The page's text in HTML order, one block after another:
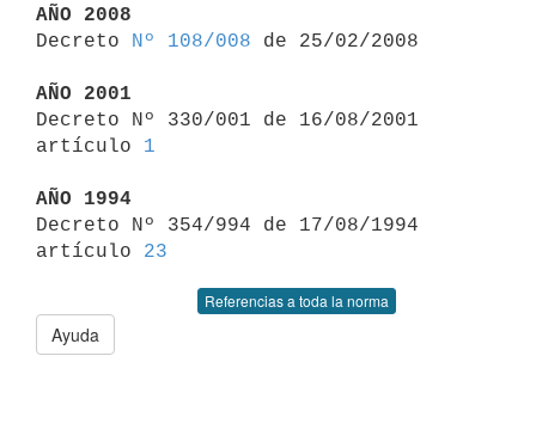
AÑO 2008
Decreto
Nº 108/008 de 25/02/2008
AÑO 2001
Decreto Nº 330/001 de 16/08/2001
artículo 1
AÑO 1994
Decreto Nº 354/994 de 17/08/1994
artículo 23
Referencias a toda la norma
Ayuda